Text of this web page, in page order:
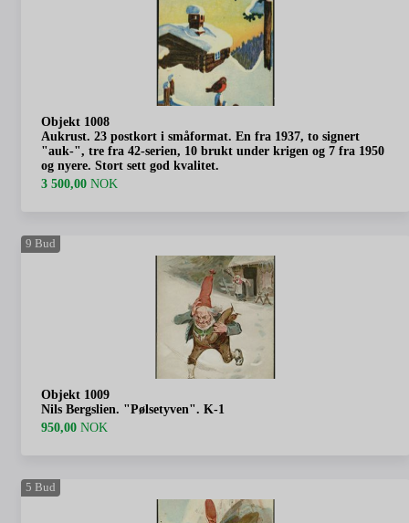
Objekt 1008
Aukrust. 23 postkort i småformat. En fra 1937, to signert
"auk-", tre fra 42-serien, 10 brukt under krigen og 7 fra 1950
og nyere. Stort sett god kvalitet.
3 500,00 NOK
9 Bud
Objekt 1009
Nils Bergslien. "Pølsetyven". K-1
950,00 NOK
5 Bud